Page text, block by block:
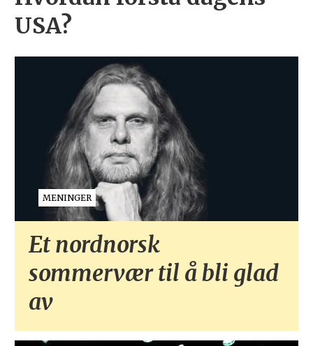
USA?
MENINGER
Et nordnorsk
sommervær til å bli glad
av